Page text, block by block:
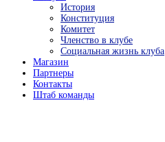
История
Конституция
Комитет
Членство в клубе
Социальная жизнь клуба
Магазин
Партнеры
Контакты
Штаб команды